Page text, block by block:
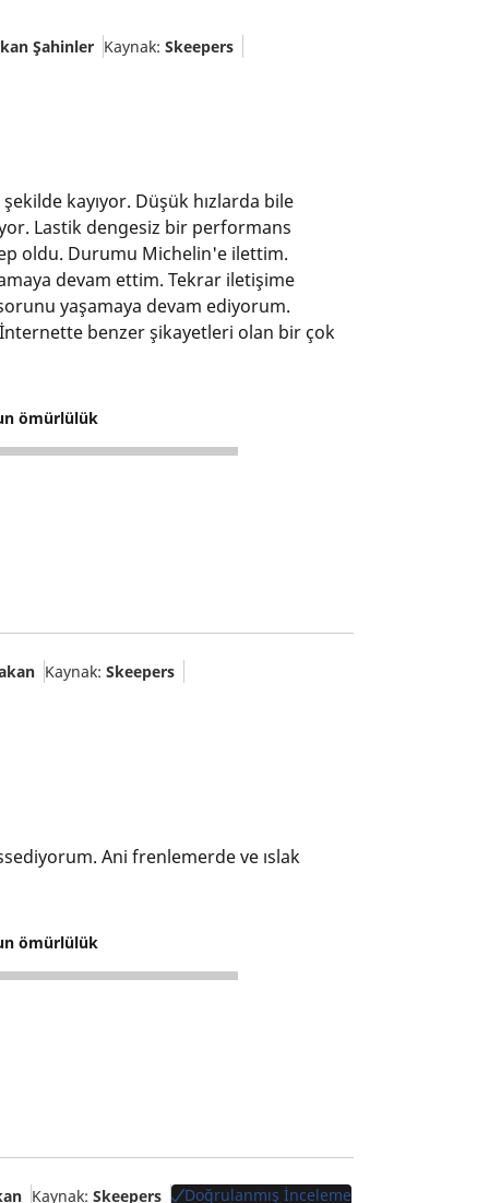
Şahinler Kaynak: Skeepers
kayıyor. Düşük hızlarda bile
Lastik dengesiz bir performans
oldu. Durumu Michelin'e ilettim.
devam ettim. Tekrar iletişime
yaşamaya devam ediyorum.
benzer şikayetleri olan bir çok
ömürlülük
Kaynak: Skeepers
Ani frenlemerde ve ıslak
ömürlülük
Kaynak: Skeepers Doğrulanmış İnceleme